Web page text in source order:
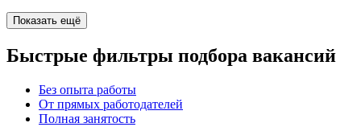
Показать ещё
Быстрые фильтры подбора вакансий
Без опыта работы
От прямых работодателей
Полная занятость